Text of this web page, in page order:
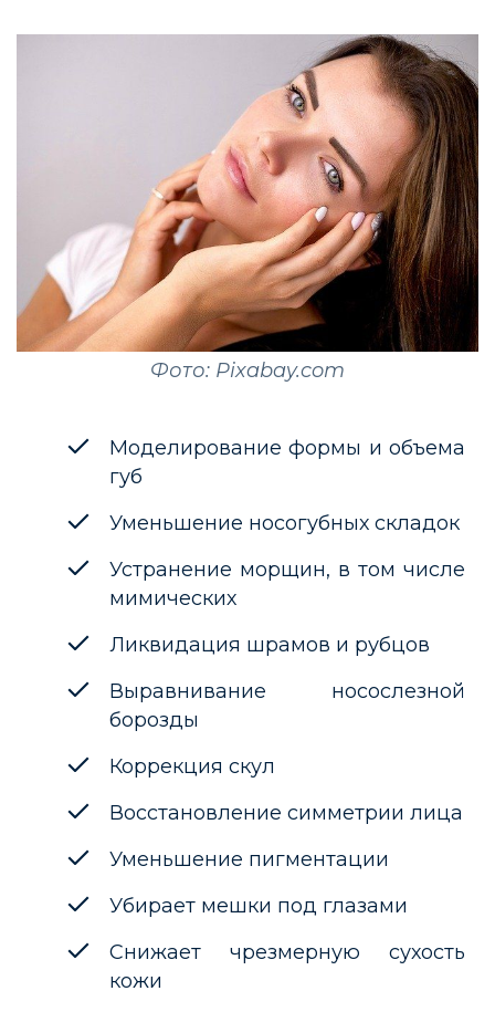
Фото: Pixabay.com
Моделирование формы и объема
губ
Уменьшение носогубных складок
Устранение морщин, в том числе
мимических
Ликвидация шрамов и рубцов
Выравнивание носослезной
борозды
Коррекция скул
Восстановление симметрии лица
Уменьшение пигментации
Убирает мешки под глазами
Снижает чрезмерную сухость
кожи